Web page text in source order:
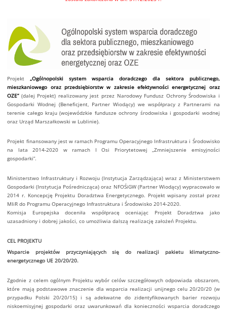
Projekt„Ogólnopolski system wsparcia doradczego dla sektora publicznego,
mieszkaniowego oraz przedsiębiorstw w zakresie efektywności energetycznej oraz
OZE” (dalej Projekt) realizowany jest przez Narodowy Fundusz Ochrony Środowiska i
Gospodarki Wodnej (Beneficjent, Partner Wiodący) we współpracy z Partnerami na
terenie całego kraju (wojewódzkie fundusze ochrony środowiska i gospodarki wodnej
oraz Urząd Marszałkowski w Lublinie).
Projekt finansowany jest w ramach Programu Operacyjnego Infrastruktura i Środowisko
na lata 2014-2020 w ramach I Osi Priorytetowej „Zmniejszenie emisyjności
gospodarki”.
Ministerstwo Infrastruktury i Rozwoju (Instytucja Zarządzająca) wraz z Ministerstwem
Gospodarki (Instytucja Pośrednicząca) oraz NFOŚiGW (Partner Wiodący) wypracowało w
2014 r. Koncepcję Projektu Doradztwa Energetycznego. Projekt wpisany został przez
MIiR do Programu Operacyjnego Infrastruktura i Środowisko 2014-2020.
Komisja Europejska doceniła współpracę oceniając Projekt Doradztwa jako
uzasadniony i dobrej jakości, co umożliwia dalszą realizację założeń Projektu.
CEL PROJEKTU
Wsparcie projektów przyczyniających się do realizacji pakietu klimatyczno-
energetycznego UE 20/20/20.
Zgodnie z celem ogólnym Projektu wybór celów szczegółowych odpowiada obszarom,
które mają podstawowe znaczenie dla wsparcia realizacji unijnego celu 20/20/20 (w
przypadku Polski 20/20/15) i są adekwatne do zidentyfikowanych barier rozwoju
niskoemisyjnej gospodarki oraz uwarunkowań dla konieczności wsparcia doradczego